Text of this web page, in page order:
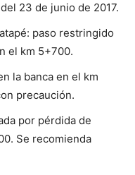
23 de junio de 2017.
paso restringido
el km 5+700.
la banca en el km
precaución.
por pérdida de
Se recomienda